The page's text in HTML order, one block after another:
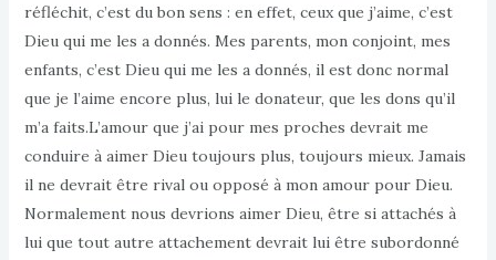
réfléchit, c’est du bon sens : en effet, ceux que j’aime, c’est
Dieu qui me les a donnés. Mes parents, mon conjoint, mes
enfants, c’est Dieu qui me les a donnés, il est donc normal
que je l’aime encore plus, lui le donateur, que les dons qu’il
m’a faits.L’amour que j’ai pour mes proches devrait me
conduire à aimer Dieu toujours plus, toujours mieux. Jamais
il ne devrait être rival ou opposé à mon amour pour Dieu.
Normalement nous devrions aimer Dieu, être si attachés à
lui que tout autre attachement devrait lui être subordonné